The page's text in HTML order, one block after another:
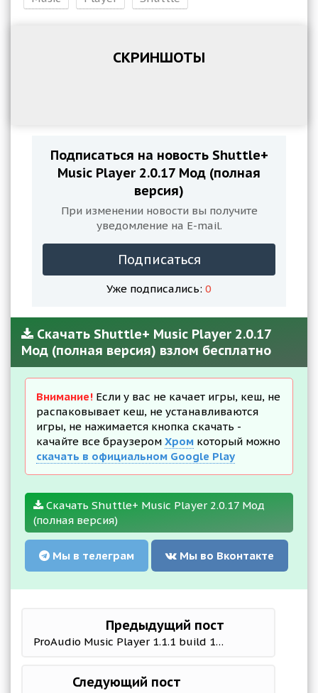
СКРИНШОТЫ
Подписаться на новость Shuttle+
Music Player 2.0.17 Мод (полная
версия)
При изменении новости вы получите
уведомление на E-mail.
Подписаться
Уже подписались: 0
Скачать Shuttle+ Music Player 2.0.17
Мод (полная версия) взлом бесплатно
Внимание! Если у вас не качает игры, кеш, не
распаковывает кеш, не устанавливаются
игры, не нажимается кнопка скачать -
качайте все браузером Хром который можно
скачать в официальном Google Play
Скачать Shuttle+ Music Player 2.0.17 Мод
(полная версия)
Мы в телеграм Мы во Вконтакте
Предыдущий пост
ProAudio Music Player 1.1.1 build 12 Мод (полная версия)
Следующий пост